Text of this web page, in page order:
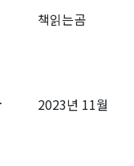
책읽는곰
2023년 11월